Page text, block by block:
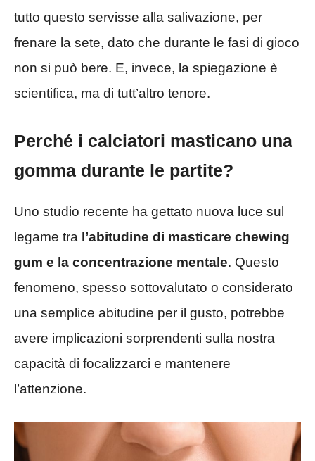
tutto questo servisse alla salivazione, per
frenare la sete, dato che durante le fasi di gioco
non si può bere. E, invece, la spiegazione è
scientifica, ma di tutt’altro tenore.
Perché i calciatori masticano una
gomma durante le partite?
Uno studio recente ha gettato nuova luce sul
legame tra l’abitudine di masticare chewing
gum e la concentrazione mentale. Questo
fenomeno, spesso sottovalutato o considerato
una semplice abitudine per il gusto, potrebbe
avere implicazioni sorprendenti sulla nostra
capacità di focalizzarci e mantenere
l’attenzione.